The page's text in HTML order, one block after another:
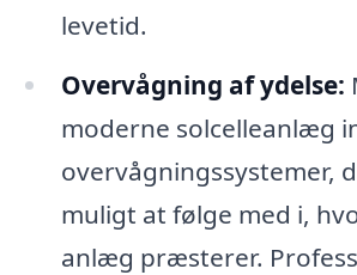
levetid.
Overvågning af ydelse:
moderne solcelleanlæg
overvågningssystemer,
muligt at følge med i,
anlæg præsterer.